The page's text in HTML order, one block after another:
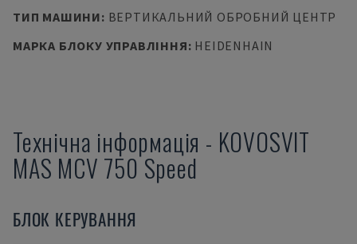
ТИП МАШИНИ: ВЕРТИКАЛЬНИЙ ОБРОБНИЙ ЦЕНТР
МАРКА БЛОКУ УПРАВЛІННЯ: HEIDENHAIN
Технічна інформація - KOVOSVIT
MAS MCV 750 Speed
БЛОК КЕРУВАННЯ